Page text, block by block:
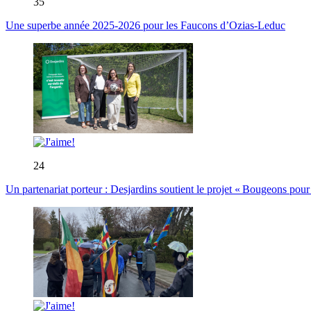
Une superbe année 2025-2026 pour les Faucons d’Ozias-Leduc
24
Un partenariat porteur : Desjardins soutient le projet « Bougeons